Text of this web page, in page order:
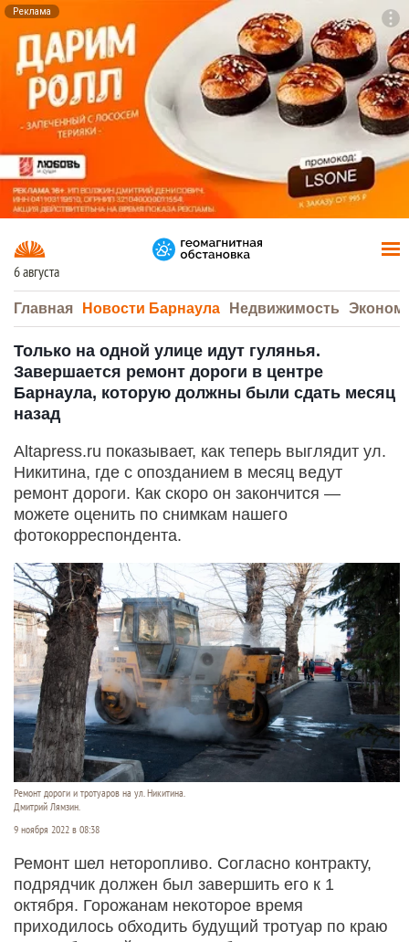
Реклама
6 августа
Главная Новости Барнаула Недвижимость
Только на одной улице идут гулянья.
Завершается ремонт дороги в центре
Барнаула, которую должны были сдать месяц
назад
Altapress.ru показывает, как теперь выглядит ул.
Никитина, где с опозданием в месяц ведут
ремонт дороги. Как скоро он закончится —
можете оценить по снимкам нашего
фотокорреспондента.
Ремонт дороги и тротуаров на ул. Никитина.
Дмитрий Лямзин.
9 ноября 2022 в 08:38
Ремонт шел неторопливо. Согласно контракту,
подрядчик должен был завершить его к 1
октября. Горожанам некоторое время
приходилось обходить будущий тротуар по краю